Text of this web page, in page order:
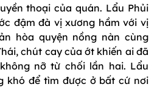
thoại của quán. Lẩu Phủi
đậm đà vị xương hầm với vị
hòa quyện nồng nàn cùng
chút cay của ớt khiến ai đã
nỡ từ chối lần hai. Lẩu
khó để tìm được ở bất cứ nơi